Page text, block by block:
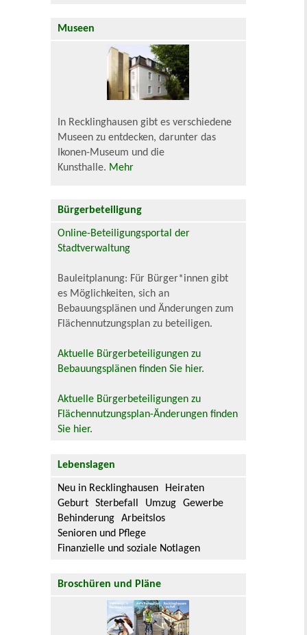
Museen
In Recklinghausen gibt es verschiedene
Museen zu entdecken, darunter das
Ikonen-Museum und die
Kunsthalle. Mehr
Bürgerbeteiligung
Online-Beteiligungsportal der
Stadtverwaltung
Bauleitplanung: Für Bürger*innen gibt
es Möglichkeiten, sich an
Bebauungsplänen und Änderungen zum
Flächennutzungsplan zu beteiligen.
Aktuelle Bürgerbeteiligungen zu
Bebauungsplänen finden Sie hier.
Aktuelle Bürgerbeteiligungen zu
Flächennutzungsplan-Änderungen finden
Sie hier.
Lebenslagen
Neu in Recklinghausen
Heiraten
Geburt
Sterbefall Umzug
Gewerbe
Behinderung
Arbeitslos
Senioren und Pflege
Finanzielle und soziale Notlagen
Broschüren und Pläne